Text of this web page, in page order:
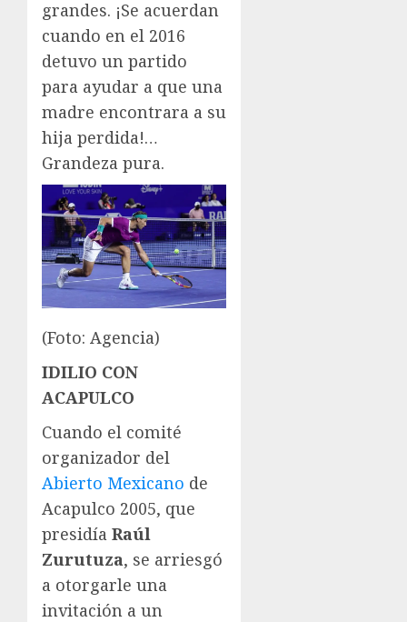
grandes. ¡Se acuerdan
cuando en el 2016
detuvo un partido
para ayudar a que una
madre encontrara a su
hija perdida!…
Grandeza pura.
(Foto: Agencia)
IDILIO CON
ACAPULCO
Cuando el comité
organizador del
Abierto Mexicano de
Acapulco 2005, que
presidía Raúl
Zurutuza, se arriesgó
a otorgarle una
invitación a un